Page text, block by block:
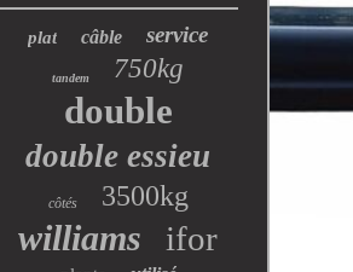
plat câble service
tandem 750kg
double
double essieu
côtés 3500kg
williams ifor